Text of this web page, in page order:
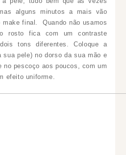
alguns minutos a mais vão
make final. Quando não usamos
rosto fica com um contraste
tons diferentes. Coloque a
sua pele) no dorso da sua mão e
no pescoço aos poucos, com um
efeito uniforme.